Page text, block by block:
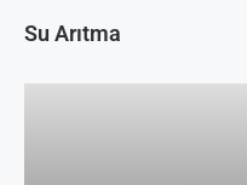
Su Arıtma